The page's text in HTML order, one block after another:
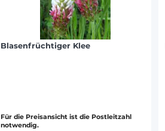
Blasenfrüchtiger Klee
Für die Preisansicht ist die Postleitzahl
notwendig.